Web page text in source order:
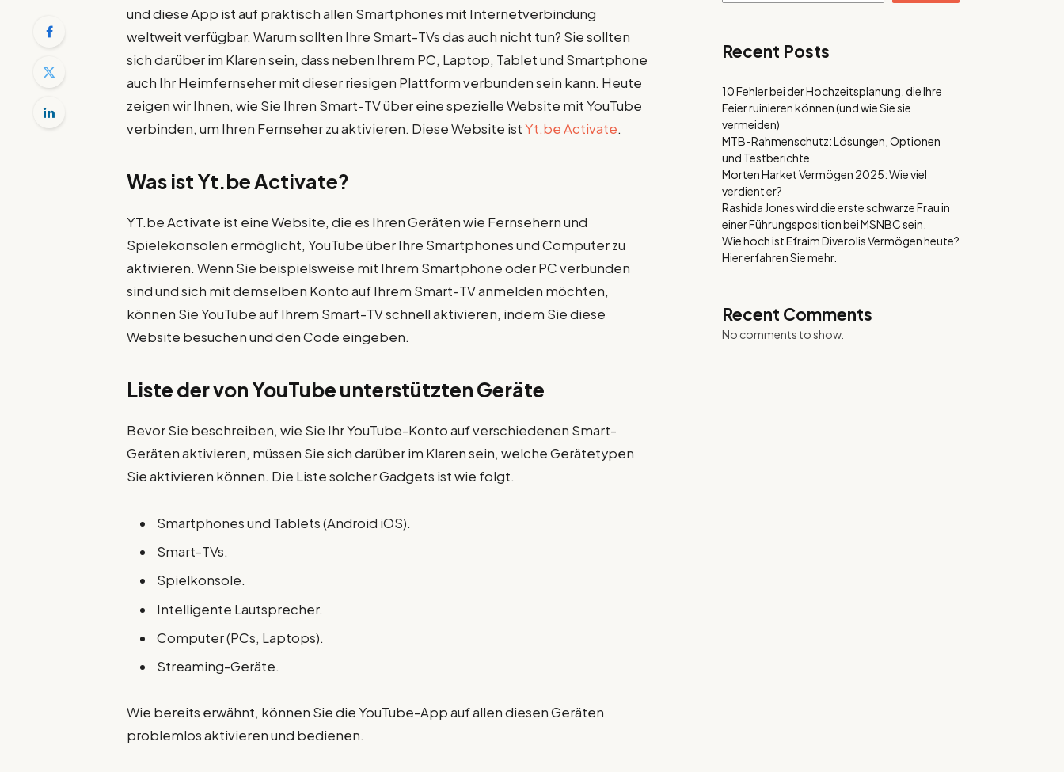
und diese App ist auf praktisch allen Smartphones mit Internetverbindung
weltweit verfügbar. Warum sollten Ihre Smart-TVs das auch nicht tun? Sie sollten
sich darüber im Klaren sein, dass neben Ihrem PC, Laptop, Tablet und Smartphone
auch Ihr Heimfernseher mit dieser riesigen Plattform verbunden sein kann. Heute
zeigen wir Ihnen, wie Sie Ihren Smart-TV über eine spezielle Website mit YouTube
verbinden, um Ihren Fernseher zu aktivieren. Diese Website istYt.be Activate.
Was ist Yt.be Activate?
YT.be Activate ist eine Website, die es Ihren Geräten wie Fernsehern und
Spielekonsolen ermöglicht, YouTube über Ihre Smartphones und Computer zu
aktivieren. Wenn Sie beispielsweise mit Ihrem Smartphone oder PC verbunden
sind und sich mit demselben Konto auf Ihrem Smart-TV anmelden möchten,
können Sie YouTube auf Ihrem Smart-TV schnell aktivieren, indem Sie diese
Website besuchen und den Code eingeben.
Liste der von YouTube unterstützten Geräte
Bevor Sie beschreiben, wie Sie Ihr YouTube-Konto auf verschiedenen Smart-
Geräten aktivieren, müssen Sie sich darüber im Klaren sein, welche Gerätetypen
Sie aktivieren können. Die Liste solcher Gadgets ist wie folgt.
Smartphones und Tablets (Android iOS).
Smart-TVs.
Spielkonsole.
Intelligente Lautsprecher.
Computer (PCs, Laptops).
Streaming-Geräte.
Wie bereits erwähnt, können Sie die YouTube-App auf allen diesen Geräten
problemlos aktivieren und bedienen.
Recent Posts
10 Fehler bei der Hochzeitsplanung, die Ihre
Feier ruinieren können (und wie Sie sie
vermeiden)
MTB-Rahmenschutz: Lösungen, Optionen
und Testberichte
Morten Harket Vermögen 2025: Wie viel
verdient er?
Rashida Jones wird die erste schwarze Frau in
einer Führungsposition bei MSNBC sein.
Wie hoch ist Efraim Diverolis Vermögen heute?
Hier erfahren Sie mehr.
Recent Comments
No comments to show.